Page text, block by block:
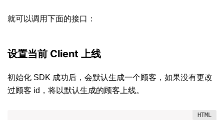
就可以调用下面的接口：
设置当前 Client 上线
初始化 SDK 成功后，会默认生成一个顾客，如果没有更改
过顾客 id，将以默认生成的顾客上线。